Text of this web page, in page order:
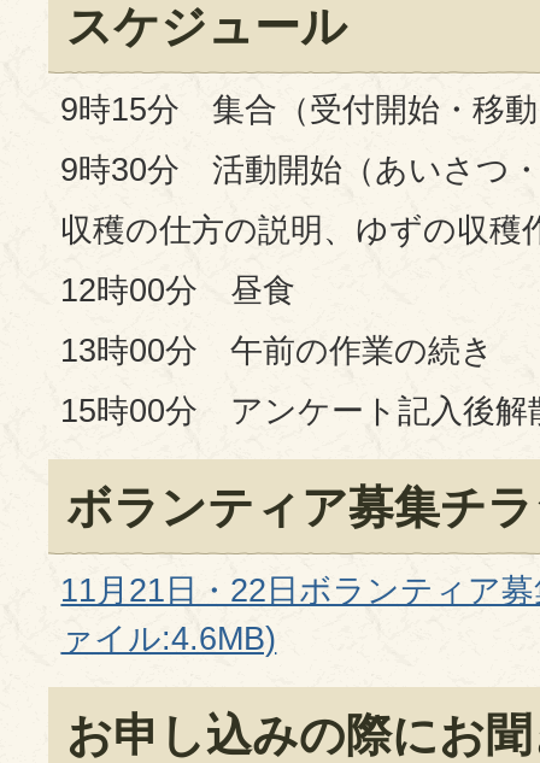
スケジュール
9時15分 集合（受付開始・移
9時30分 活動開始（あいさつ
収穫の仕方の説明、ゆずの収穫
12時00分 昼食
13時00分 午前の作業の続き
15時00分 アンケート記入後解
ボランティア募集チ
11月21日・22日ボランティア
ァイル:4.6MB)
お申し込みの際にお